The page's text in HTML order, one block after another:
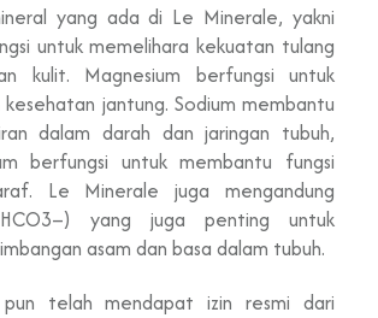
yang ada di Le Minerale, yakni
untuk memelihara kekuatan tulang
kulit. Magnesium berfungsi untuk
jantung. Sodium membantu
dalam darah dan jaringan tubuh,
berfungsi untuk membantu fungsi
Le Minerale juga mengandung
yang juga penting untuk
asam dan basa dalam tubuh.
telah mendapat izin resmi dari